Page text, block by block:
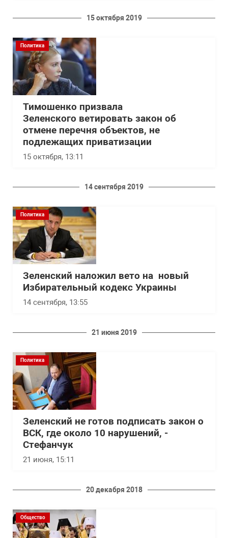
15 октября 2019
Политика
Тимошенко призвала
Зеленского ветировать закон об
отмене перечня объектов, не
подлежащих приватизации
15 октября, 13:11
14 сентября 2019
Политика
Зеленский наложил вето на новый
Избирательный кодекс Украины
14 сентября, 13:55
21 июня 2019
Политика
Зеленский не готов подписать закон о
ВСК, где около 10 нарушений, -
Стефанчук
21 июня, 15:11
20 декабря 2018
Общество